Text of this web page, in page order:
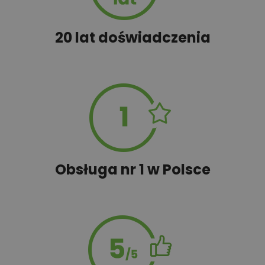
Rabat 10% na zakupy w OBI
Tablica budowlana
Wyceń adaptację
20 lat doświadczenia
Obsługa nr 1 w Polsce